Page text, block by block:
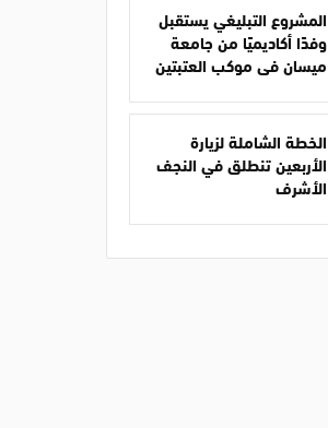
المشروع التبليغي يستقبل
وفدًا أكاديميًا من جامعة
ميسان في موكب العتبتين
الخطة الشاملة لزيارة
الأربعين تنطلق في النجف
الأشرف